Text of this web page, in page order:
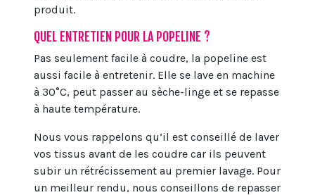
produit.
QUEL ENTRETIEN POUR LA POPELINE ?
Pas seulement facile à coudre, la popeline est
aussi facile à entretenir. Elle se lave en machine
à 30°C, peut passer au sèche-linge et se repasse
à haute température.
Nous vous rappelons qu’il est conseillé de laver
vos tissus avant de les coudre car ils peuvent
subir un rétrécissement au premier lavage. Pour
un meilleur rendu, nous conseillons de repasser